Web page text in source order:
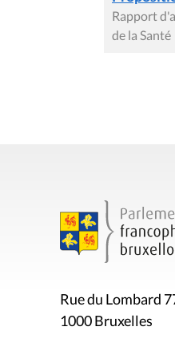
Rapport
de la Santé
Rue du Lombard
1000 Bruxelles